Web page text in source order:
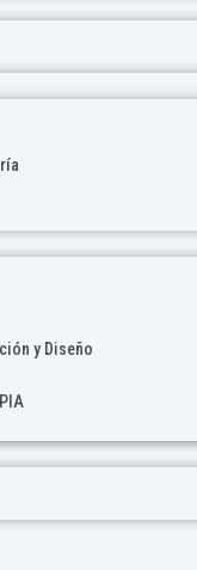
y Diseño